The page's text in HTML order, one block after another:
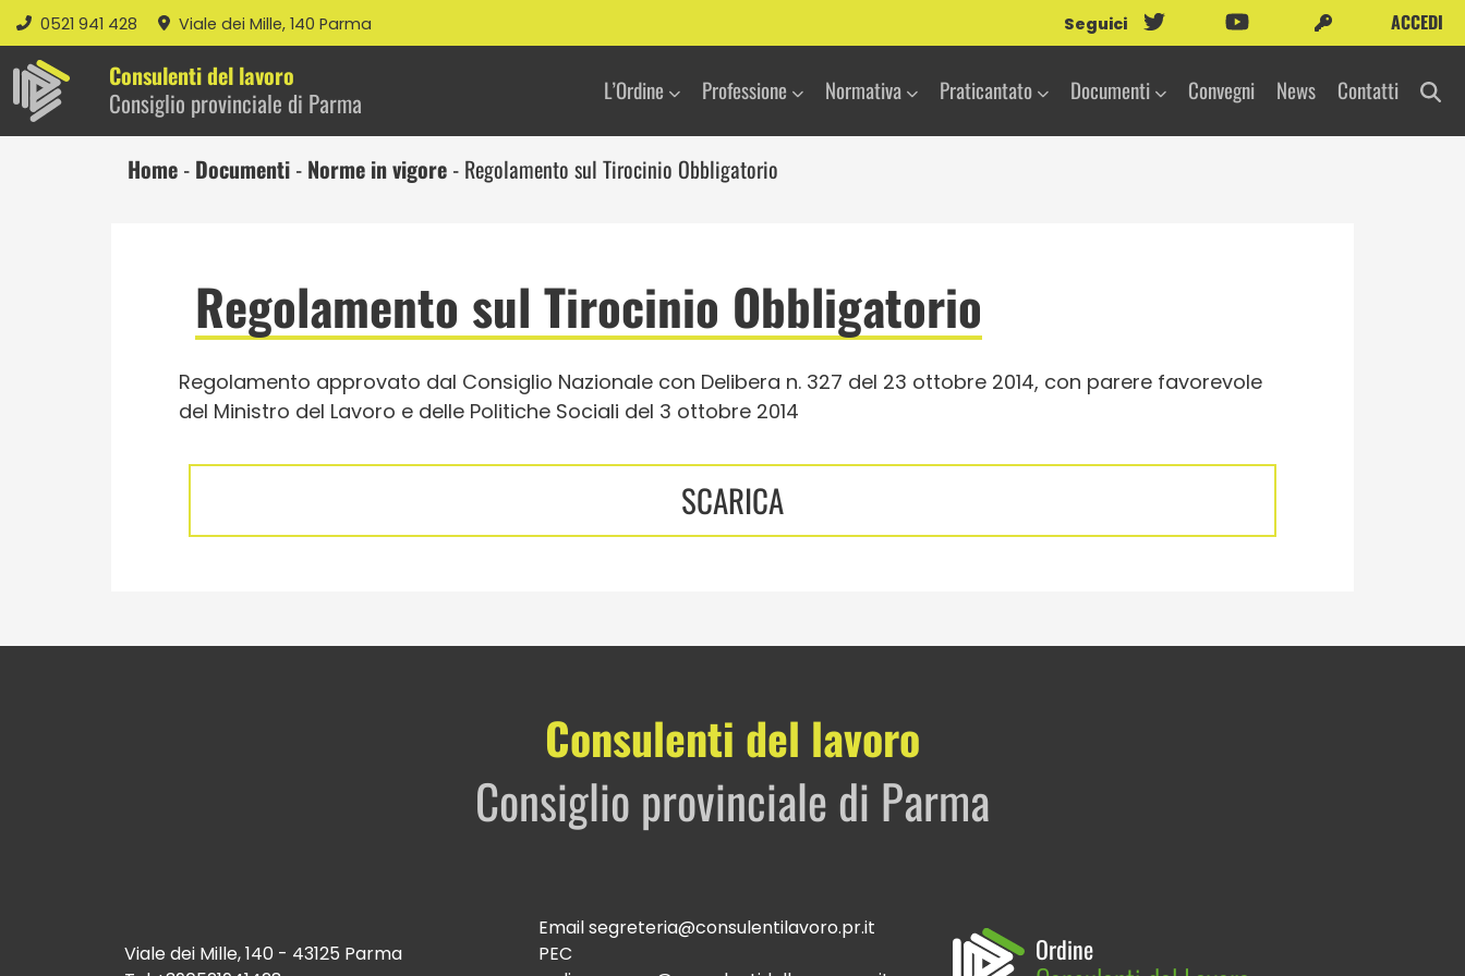
0521 941 428 Viale dei Mille, 140 Parma Seguici ACCEDI
Consulenti del lavoro
Consiglio provinciale di Parma L’Ordine Professione Normativa Praticantato Documenti Convegni News Contatti
Home - Documenti - Norme in vigore - Regolamento sul Tirocinio Obbligatorio
Regolamento sul Tirocinio Obbligatorio
Regolamento approvato dal Consiglio Nazionale con Delibera n. 327 del 23 ottobre 2014, con parere favorevole
del Ministro del Lavoro e delle Politiche Sociali del 3 ottobre 2014
SCARICA
Consulenti del lavoro
Consiglio provinciale di Parma
Viale dei Mille, 140 - 43125 Parma
Emailsegreteria@consulentilavoro.pr.it
PEC
Ordine